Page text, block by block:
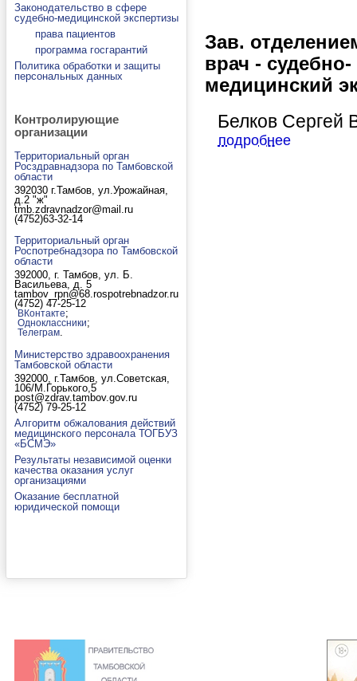
Законодательство в сфере
судебно-медицинской экспертизы
права пациентов
программа госгарантий
Политика обработки и защиты
персональных данных
Контролирующие
организации
Территориальный орган
Росздравнадзора по Тамбовской
области
392030 г.Тамбов, ул.Урожайная,
д.2 "ж"
tmb.zdravnadzor@mail.ru
(4752)63-32-14
Территориальный орган
Роспотребнадзора по Тамбовской
области
392000, г. Тамбов, ул. Б.
Васильева, д. 5
tambov_rpn@68.rospotrebnadzor.ru
(4752) 47-25-12
ВКонтакте;
Одноклассники;
Телеграм.
Министерство здравоохранения
Тамбовской области
392000, г.Тамбов, ул.Советская,
106/М.Горького,5
post@zdrav.tambov.gov.ru
(4752) 79-25-12
Алгоритм обжалования действий
медицинского персонала ТОГБУЗ
«БСМЭ»
Результаты независимой оценки
качества оказания услуг
организациями
Оказание бесплатной
юридической помощи
Зав.
врач - судебно-
медицинский
Белков Сергей
подробнее